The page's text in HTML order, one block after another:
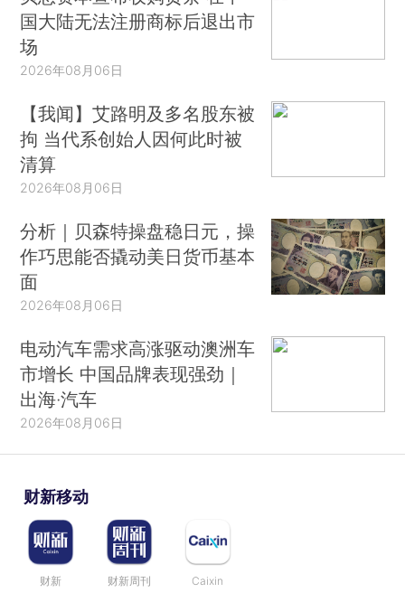
国大陆无法注册商标后退出市
场
2026年08月06日
【我闻】艾路明及多名股东被
拘 当代系创始人因何此时被
清算
2026年08月06日
分析｜贝森特操盘稳日元，操
作巧思能否撬动美日货币基本
面
2026年08月06日
电动汽车需求高涨驱动澳洲车
市增长 中国品牌表现强劲｜
出海·汽车
2026年08月06日
财新移动
财新 财新周刊 Caixin